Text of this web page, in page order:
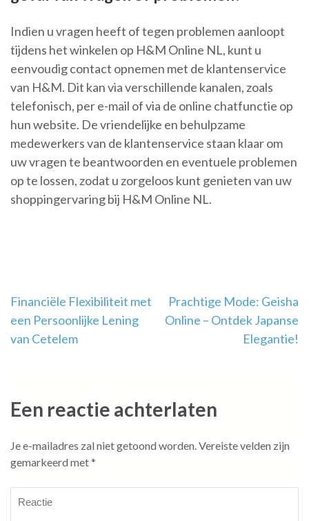
Indien u vragen heeft of tegen problemen aanloopt
tijdens het winkelen op H&M Online NL, kunt u
eenvoudig contact opnemen met de klantenservice
van H&M. Dit kan via verschillende kanalen, zoals
telefonisch, per e-mail of via de online chatfunctie op
hun website. De vriendelijke en behulpzame
medewerkers van de klantenservice staan klaar om
uw vragen te beantwoorden en eventuele problemen
op te lossen, zodat u zorgeloos kunt genieten van uw
shoppingervaring bij H&M Online NL.
Berichtnavigatie
Financiële Flexibiliteit met
een Persoonlijke Lening
van Cetelem
Prachtige Mode: Geisha
Online – Ontdek Japanse
Elegantie!
Een reactie achterlaten
Je e-mailadres zal niet getoond worden.Vereiste velden zijn
gemarkeerd met*